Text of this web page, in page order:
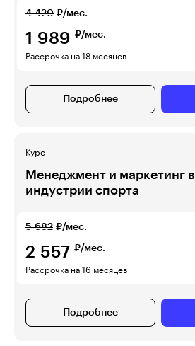
4 420 ₽/мес.
1 989 ₽/мес.
Рассрочка на 18 месяцев
Подробнее
Курс
Менеджмент и маркетинг в
индустрии спорта
5 682 ₽/мес.
2 557 ₽/мес.
Рассрочка на 16 месяцев
Подробнее